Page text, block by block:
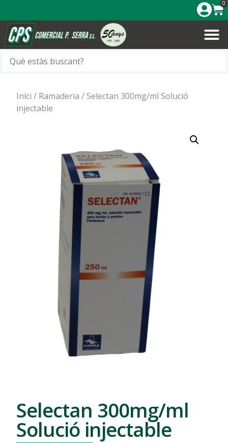
0
Inici / Ramaderia / Selectan 300mg/ml Solució
injectable
Selectan 300mg/ml
Solució injectable